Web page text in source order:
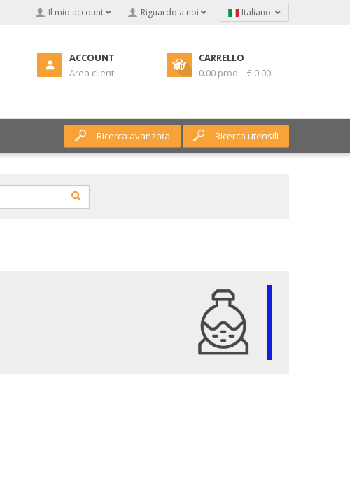
Il mio account Riguardo a noi Italiano
ACCOUNT
Area clienti
CARRELLO
0.00 prod. - € 0.00
Ricerca avanzata Ricerca utensili